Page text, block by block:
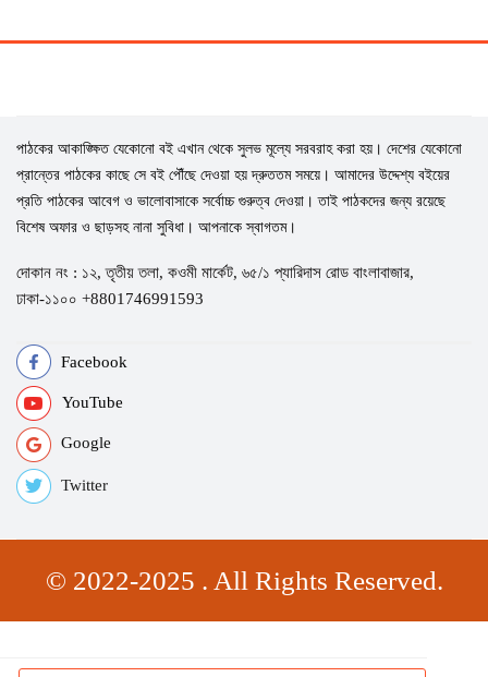
পাঠকের আকাঙ্ক্ষিত যেকোনো বই এখান থেকে সুলভ মূল্যে সরবরাহ করা হয়। দেশের যেকোনো
প্রান্তের পাঠকের কাছে সে বই পৌঁছে দেওয়া হয় দ্রুততম সময়ে। আমাদের উদ্দেশ্য বইয়ের
প্রতি পাঠকের আবেগ ও ভালোবাসাকে সর্বোচ্চ গুরুত্ব দেওয়া। তাই পাঠকদের জন্য রয়েছে
বিশেষ অফার ও ছাড়সহ নানা সুবিধা। আপনাকে স্বাগতম।
দোকান নং : ১২, তৃতীয় তলা, কওমী মার্কেট, ৬৫/১ প্যারিদাস রোড বাংলাবাজার,
ঢাকা-১১০০ +8801746991593
Facebook
YouTube
Google
Twitter
© 2022-2025 . All Rights Reserved.